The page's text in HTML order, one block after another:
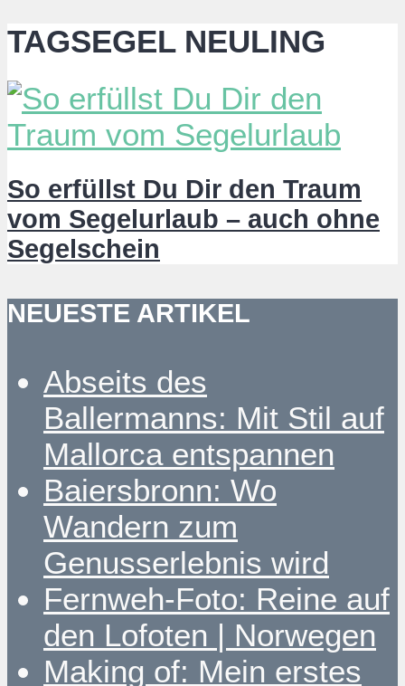
TAGSEGEL NEULING
So erfüllst Du Dir den Traum
vom Segelurlaub – auch ohne
Segelschein
NEUESTE ARTIKEL
Abseits des
Ballermanns: Mit Stil auf
Mallorca entspannen
Baiersbronn: Wo
Wandern zum
Genusserlebnis wird
Fernweh-Foto: Reine auf
den Lofoten | Norwegen
Making of: Mein erstes